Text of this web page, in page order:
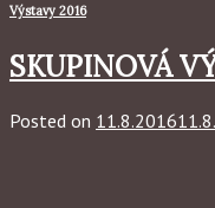
Výstavy 2016
SKUPINOVÁ
Posted on 11.8.2016